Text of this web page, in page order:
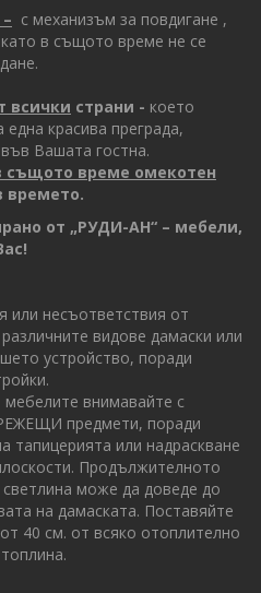
с механизъм за повдигане ,
в същото време не се
всички страни - което
красива преграда,
Вашата гостна.
същото време омекотен
времето.
от „РУДИ-АН“ – мебели,
несъответствия от
видове дамаски или
устройство, поради
внимавайте с
предмети, поради
тапицерията или надраскване
Продължителното
светлина може да доведе до
на дамаската. Поставяйте
40 см. от всяко отоплително